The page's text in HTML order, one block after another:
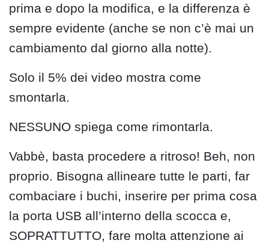
prima e dopo la modifica, e la differenza è
sempre evidente (anche se non c’è mai un
cambiamento dal giorno alla notte).
Solo il 5% dei video mostra come
smontarla.
NESSUNO spiega come rimontarla.
Vabbè, basta procedere a ritroso! Beh, non
proprio. Bisogna allineare tutte le parti, far
combaciare i buchi, inserire per prima cosa
la porta USB all’interno della scocca e,
SOPRATTUTTO, fare molta attenzione ai